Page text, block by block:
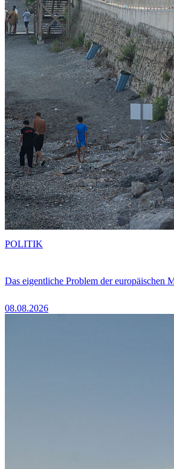
Das eigentliche Problem der europäischen
08.08.2026
POLITIK